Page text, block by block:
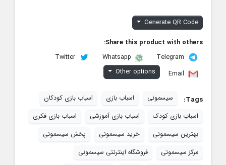
Generate QR Code
Share this product with others:
Telegram
Whatsapp
Twitter
Email
Other options
Tags: سیسمونی اسباب بازی
اسباب بازی کودکان
اسباب بازی کودک
اسباب بازی آموزشی
اسباب بازی فکری
بهترین سیسمونی
خرید سیسمونی
پخش سیسمونی
مرکز سیسمونی
فروشگاه اینترنتی سیسمونی